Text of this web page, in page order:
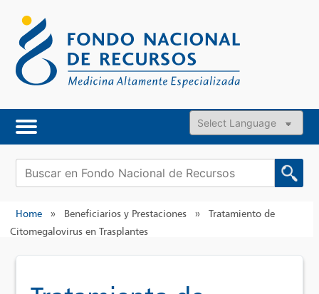
content
Powered by
Buscar:
Home » Beneficiarios y Prestaciones »
Tratamiento de
Citomegalovirus en Trasplantes